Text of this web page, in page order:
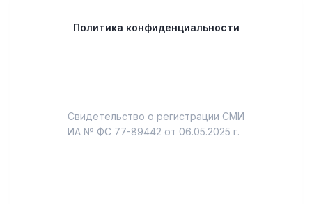
Политика конфиденциальности
Свидетельство о регистрации СМИ
ИА № ФС 77-89442 от 06.05.2025 г.